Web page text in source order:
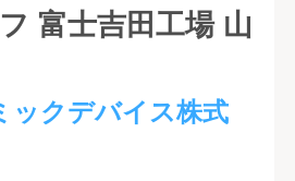
富士吉田工場 山
ックデバイス株式